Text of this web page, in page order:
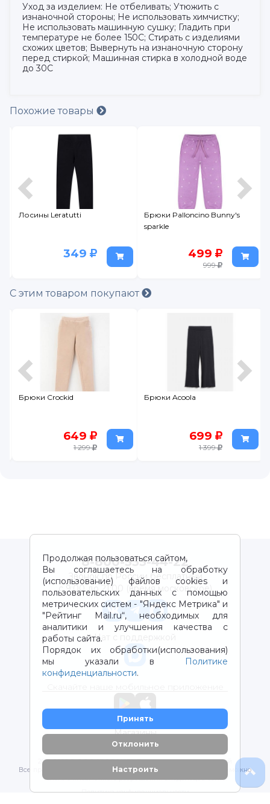
Уход за изделием: Не отбеливать; Утюжить с
изнаночной стороны; Не использовать химчистку;
Не использовать машинную сушку; Гладить при
температуре не более 150C; Стирать с изделиями
схожих цветов; Вывернуть на изнаночную сторону
перед стиркой; Машинная стирка в холодной воде
до 30С
Похожие товары
Лосины Leratutti
349
Брюки Palloncino Bunny's
sparkle
499
999
С этим товаром покупают
Брюки Crockid
649
1 299
Брюки Acoola
699
1 399
Продолжая пользоваться сайтом,
Вы соглашаетесь на обработку
(использование) файлов cookies и
пользовательских данных с помощью
метрических систем - "Яндекс Метрика" и
"Рейтинг Mail.ru“, необходимых для
аналитики и улучшения качества с
работы сайта.
Порядок их обработки(использования)
мы указали в
Политике
конфиденциальности.
Принять
Отклонить
Настроить
8-800-333-44-22
Звонок по России бесплатный
с 9:00 до 21:00 (время московское)
Чат с поддержкой
Магазины
2012-2026 © ООО "ВОТОНЯ". Детские товары с доставкой
Все права защищены. Любое использование материалов возможно
только с письменного разрешения владельцев сайта.
Политика конфиденциальности